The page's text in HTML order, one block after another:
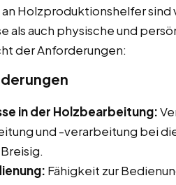
Holzproduktionshelfer sind
als auch physische und
der Anforderungen:
in der Holzbearbeitung:
und -verarbeitung bei
Fähigkeit zur